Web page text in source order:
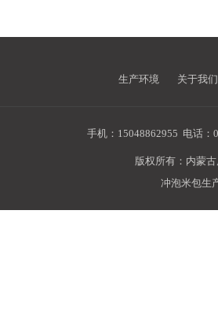
生产环境 关于我们
手机：15048862955 电话：
版权所有：内蒙
冲泡米包生